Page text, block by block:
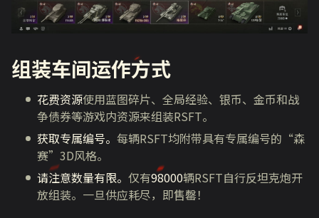
组装车间运作方式
花费资源使用蓝图碎片、全局经验、银币、金币和战
争债券等游戏内资源来组装RSFT。
获取专属编号。 每辆RSFT均附带具有专属编号的“森
赛”3D风格。
请注意数量有限。 仅有98000辆RSFT自行反坦克炮开
放组装。一旦供应耗尽，即售罄！